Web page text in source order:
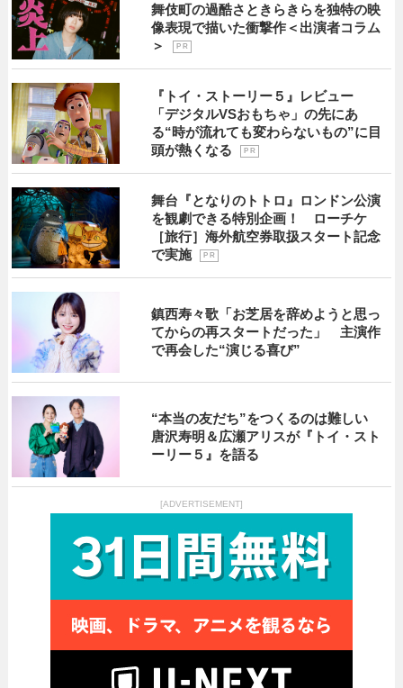
舞伎町の過酷さときらきらを独特の映
像表現で描いた衝撃作＜出演者コラム
＞
P R
『トイ・ストーリー５』レビュー
「デジタルVSおもちゃ」の先にあ
る“時が流れても変わらないもの”に目
頭が熱くなる
P R
舞台『となりのトトロ』ロンドン公演
を観劇できる特別企画！ ローチケ
［旅行］海外航空券取扱スタート記念
で実施
P R
鎮西寿々歌「お芝居を辞めようと思っ
てからの再スタートだった」 主演作
で再会した“演じる喜び”
“本当の友だち”をつくるのは難しい
唐沢寿明＆広瀬アリスが『トイ・スト
ーリー５』を語る
[ADVERTISEMENT]